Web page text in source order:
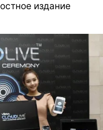
издание